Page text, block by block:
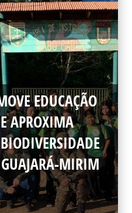
EDUCAÇÃO
APROXIMA
MIRIM